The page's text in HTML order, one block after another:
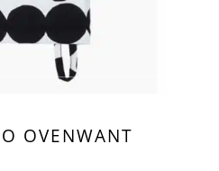
OVENWANT